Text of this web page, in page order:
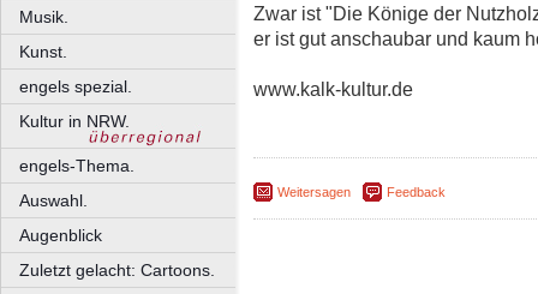
Musik.
Kunst.
engels spezial.
Kultur in NRW.
engels-Thema.
Auswahl.
Augenblick
Zuletzt gelacht: Cartoons.
Zwar ist "Die Könige der
er ist gut anschaubar und kaum
www.kalk-kultur.de
Weitersagen Feedback